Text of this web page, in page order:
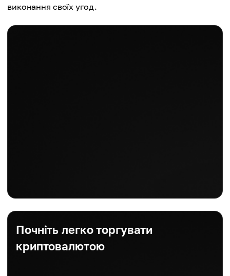
виконання своїх угод.
Почніть легко торгувати
криптовалютою